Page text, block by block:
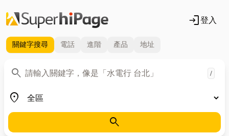
login登入
關鍵字搜尋 電話 進階 產品 地址
search
關鍵字 /
place
地區
search